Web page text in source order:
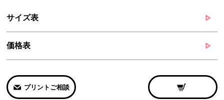
サイズ表
価格表
プリントご相談